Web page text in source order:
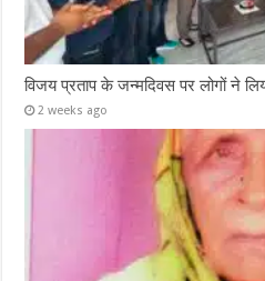
विजय प्रताप के जन्मदिवस पर लोगों ने
2 weeks ago